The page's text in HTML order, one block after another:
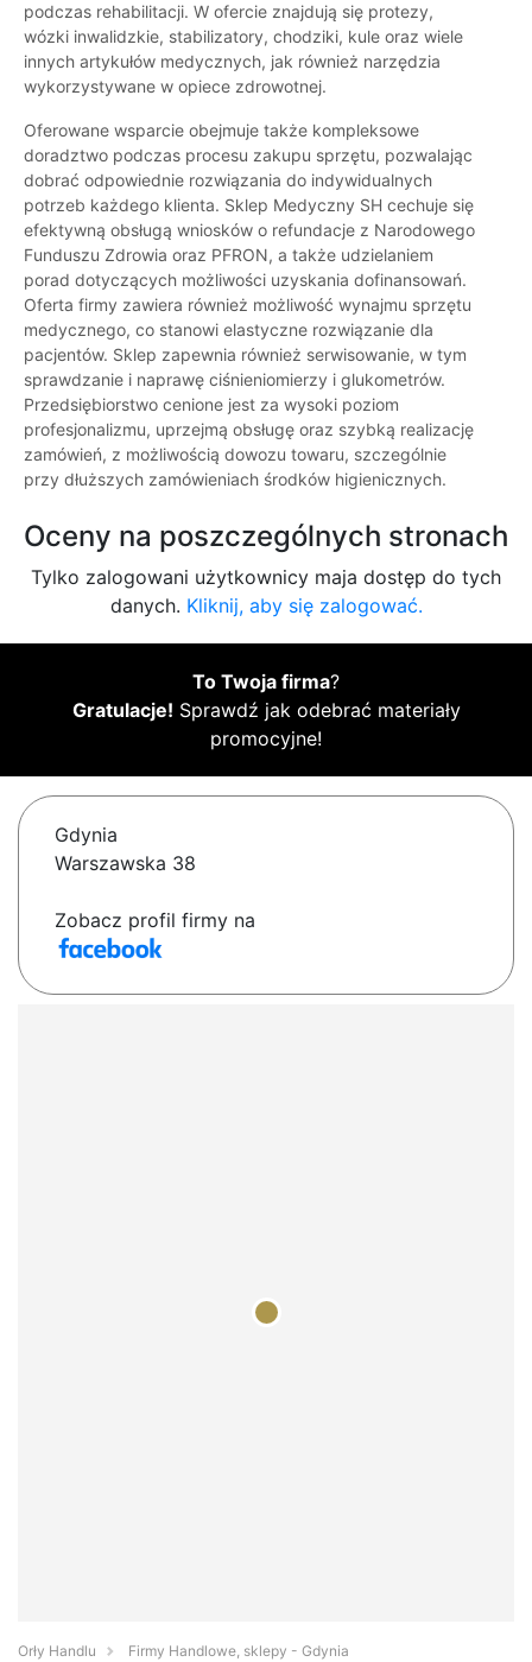
podczas rehabilitacji. W ofercie znajdują się protezy,
wózki inwalidzkie, stabilizatory, chodziki, kule oraz wiele
innych artykułów medycznych, jak również narzędzia
wykorzystywane w opiece zdrowotnej.
Oferowane wsparcie obejmuje także kompleksowe
doradztwo podczas procesu zakupu sprzętu, pozwalając
dobrać odpowiednie rozwiązania do indywidualnych
potrzeb każdego klienta. Sklep Medyczny SH cechuje się
efektywną obsługą wniosków o refundacje z Narodowego
Funduszu Zdrowia oraz PFRON, a także udzielaniem
porad dotyczących możliwości uzyskania dofinansowań.
Oferta firmy zawiera również możliwość wynajmu sprzętu
medycznego, co stanowi elastyczne rozwiązanie dla
pacjentów. Sklep zapewnia również serwisowanie, w tym
sprawdzanie i naprawę ciśnieniomierzy i glukometrów.
Przedsiębiorstwo cenione jest za wysoki poziom
profesjonalizmu, uprzejmą obsługę oraz szybką realizację
zamówień, z możliwością dowozu towaru, szczególnie
przy dłuższych zamówieniach środków higienicznych.
Oceny na poszczególnych stronach
Tylko zalogowani użytkownicy maja dostęp do tych
danych. Kliknij, aby się zalogować.
To Twoja firma?
Gratulacje! Sprawdź jak odebrać materiały
promocyjne!
Gdynia
Warszawska 38
Zobacz profil firmy na
Orły Handlu
Firmy Handlowe, sklepy - Gdynia